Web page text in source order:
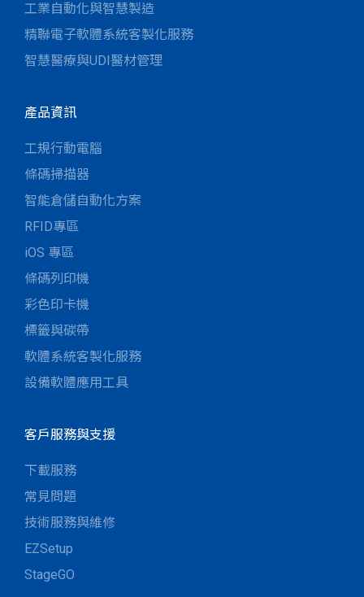
工業自動化與智慧製造
精聯電子軟體系統客製化服務
智慧醫療與UDI醫材管理
產品資訊
工規行動電腦
條碼掃描器
智能倉儲自動化方案
RFID專區
iOS 專區
條碼列印機
彩色印卡機
標籤與碳帶
軟體系統客製化服務
設備軟體應用工具
客戶服務與支援
下載服務
常見問題
技術服務與維修
EZSetup
StageGO